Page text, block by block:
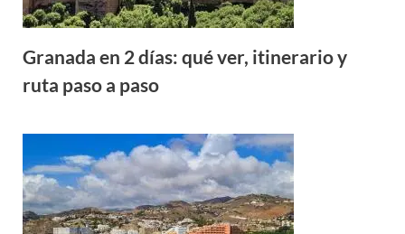
Granada en 2 días: qué ver, itinerario y
ruta paso a paso